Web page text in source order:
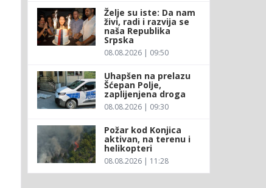
Želje su iste: Da nam
živi, radi i razvija se
naša Republika
Srpska
08.08.2026 | 09:50
Uhapšen na prelazu
Šćepan Polje,
zaplijenjena droga
08.08.2026 | 09:30
Požar kod Konjica
aktivan, na terenu i
helikopteri
08.08.2026 | 11:28